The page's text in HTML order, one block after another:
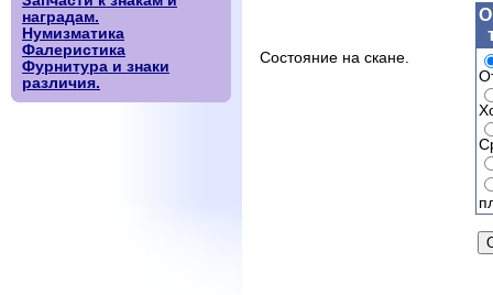
наградам.
Нумизматика
Фалеристика
Фурнитура и знаки
различия.
Состояние на скане.